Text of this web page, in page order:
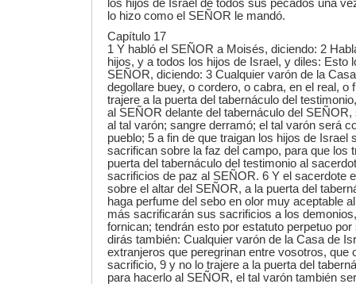
los hijos de Israel de todos sus pecados una
lo hizo como el SEÑOR le mandó.
Capítulo 17
1 Y habló el SEÑOR a Moisés, diciendo: 2
hijos, y a todos los hijos de Israel, y diles: Esto
SEÑOR, diciendo: 3 Cualquier varón de la
degollare buey, o cordero, o cabra, en el real, o
trajere a la puerta del tabernáculo del
al SEÑOR delante del tabernáculo del
al tal varón; sangre derramó; el tal varón será
pueblo; 5 a fin de que traigan los hijos de Israel
sacrifican sobre la faz del campo, para que los
puerta del tabernáculo del testimonio al
sacrificios de paz al SEÑOR. 6 Y el sacerdote
sobre el altar del SEÑOR, a la puerta del
haga perfume del sebo en olor muy aceptable
más sacrificarán sus sacrificios a los
fornican; tendrán esto por estatuto perpetuo
dirás también: Cualquier varón de la Casa de
extranjeros que peregrinan entre vosotros, que
sacrificio, 9 y no lo trajere a la puerta del
para hacerlo al SEÑOR, el tal varón también